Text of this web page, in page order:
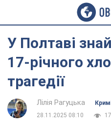
У Полтаві
17-річного
трагедії
Лілія Рагуцька
28.11.2025 08:10